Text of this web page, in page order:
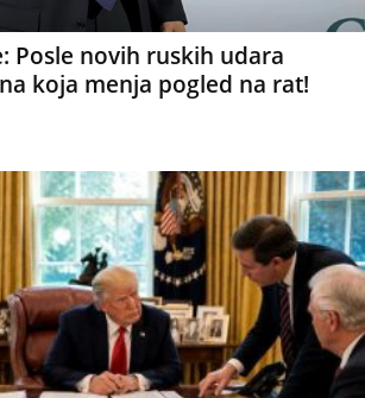
Posle novih ruskih udara
koja menja pogled na rat!